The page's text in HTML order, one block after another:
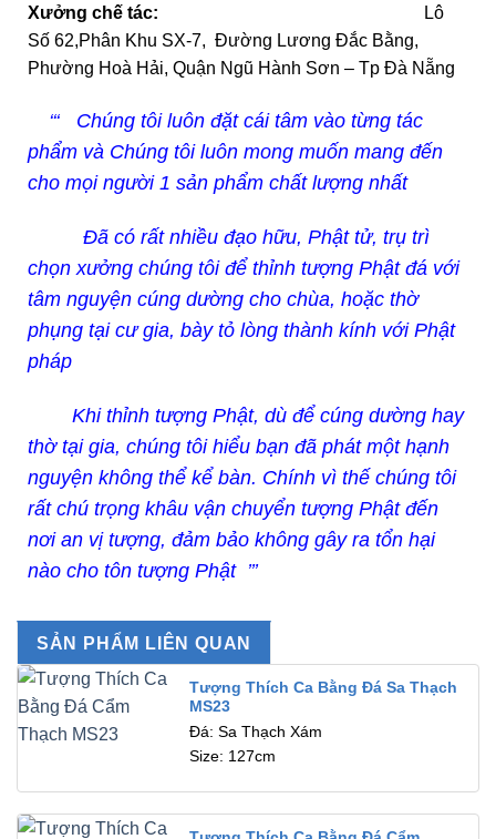
Xưởng chế tác:
Lô
Số 62,Phân Khu SX-7, Đường Lương Đắc Bằng,
Phường Hoà Hải, Quận Ngũ Hành Sơn – Tp Đà Nẵng
‘‘‘ Chúng tôi luôn đặt cái tâm vào từng tác
phẩm và Chúng tôi luôn mong muốn mang đến
cho mọi người 1 sản phẩm chất lượng nhất
Đã có rất nhiều đạo hữu, Phật tử, trụ trì
chọn xưởng chúng tôi để thỉnh tượng Phật đá với
tâm nguyện cúng dường cho chùa, hoặc thờ
phụng tại cư gia, bày tỏ lòng thành kính với Phật
pháp
Khi thỉnh tượng Phật, dù để cúng dường hay
thờ tại gia, chúng tôi hiểu bạn đã phát một hạnh
nguyện không thể kể bàn. Chính vì thế chúng tôi
rất chú trọng khâu vận chuyển tượng Phật đến
nơi an vị tượng, đảm bảo không gây ra tổn hại
nào cho tôn tượng Phật ’’’
SẢN PHẨM LIÊN QUAN
Tượng Thích Ca Bằng Đá Sa Thạch
MS23
Đá: Sa Thạch Xám
Size: 127cm